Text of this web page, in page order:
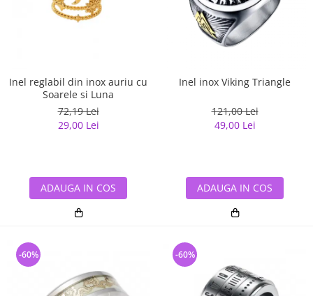
Inel reglabil din inox auriu cu
Soarele si Luna
72,19 Lei
29,00 Lei
ADAUGA IN COS
Inel inox Viking Triangle
121,00 Lei
49,00 Lei
ADAUGA IN COS
-60% -60%